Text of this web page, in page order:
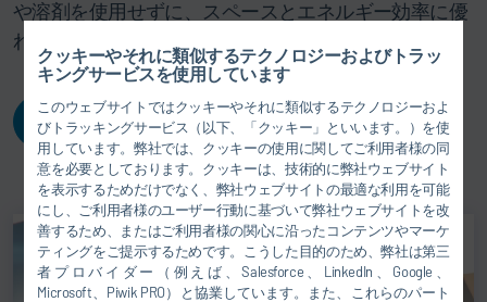
クッキーやそれに類似するテクノロジーおよびトラッ
キングサービスを使用しています
このウェブサイトではクッキーやそれに類似するテクノロジーおよ
びトラッキングサービス（以下、「クッキー」といいます。）を使
用しています。弊社では、クッキーの使用に関してご利用者様の同
意を必要としております。クッキーは、技術的に弊社ウェブサイト
を表示するためだけでなく、弊社ウェブサイトの最適な利用を可能
にし、ご利用者様のユーザー行動に基づいて弊社ウェブサイトを改
善するため、またはご利用者様の関心に沿ったコンテンツやマーケ
ティングをご提示するためです。こうした目的のため、弊社は第三
者プロバイダー（例えば、Salesforce、LinkedIn、Google、
Microsoft、Piwik PRO）と協業しています。また、これらのパート
や溶剤を使用せずに、スペースとエネルギー効率に優
れた電極製造を実現します
見積依頼